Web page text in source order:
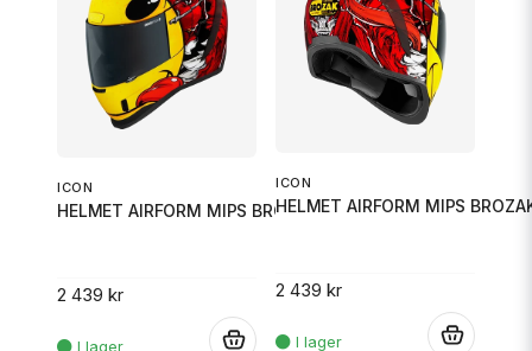
ICON
HELMET AIRFORM MIPS BROZAK RED
2 439 kr
ICON
HELMET AIRFORM MIPS
2 439 kr